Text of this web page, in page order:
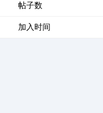
帖子数
加入时间